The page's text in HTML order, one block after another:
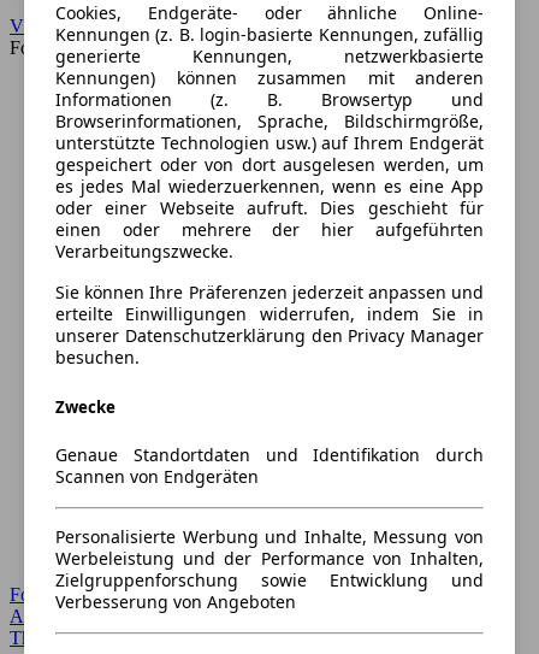
VW
Forum
Forum Startseite
Alle Auto-Foren
Themen-Forum
Cookies, Endgeräte- oder ähnliche Online-
Kennungen (z. B. login-basierte Kennungen, zufällig
generierte Kennungen, netzwerkbasierte
Kennungen) können zusammen mit anderen
Informationen (z. B. Browsertyp und
Browserinformationen, Sprache, Bildschirmgröße,
unterstützte Technologien usw.) auf Ihrem Endgerät
gespeichert oder von dort ausgelesen werden, um
es jedes Mal wiederzuerkennen, wenn es eine App
oder einer Webseite aufruft. Dies geschieht für
einen oder mehrere der hier aufgeführten
Verarbeitungszwecke.
Sie können Ihre Präferenzen jederzeit anpassen und
erteilte Einwilligungen widerrufen, indem Sie in
unserer Datenschutzerklärung den Privacy Manager
besuchen.
Zwecke
Genaue Standortdaten und Identifikation durch
Scannen von Endgeräten
Personalisierte Werbung und Inhalte, Messung von
Werbeleistung und der Performance von Inhalten,
Zielgruppenforschung sowie Entwicklung und
Verbesserung von Angeboten